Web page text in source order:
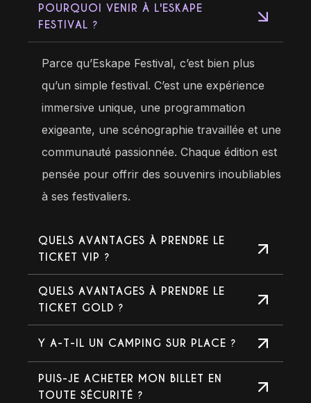
POURQUOI VENIR À L'ESKAPE
FESTIVAL ?
Parce qu’Eskape Festival, c’est bien plus
qu’un simple festival. C’est une expérience
immersive unique, une programmation
exigeante, une scénographie travaillée et une
communauté passionnée. Chaque édition est
pensée pour offrir des souvenirs inoubliables
à ses festivaliers.
QUELS AVANTAGES À PRENDRE LE
TICKET VIP ?
QUELS AVANTAGES À PRENDRE LE
TICKET GOLD ?
Y A-T-IL UN CAMPING SUR PLACE ?
PUIS-JE ACHETER MON BILLET EN
TOUTE SÉCURITÉ ?